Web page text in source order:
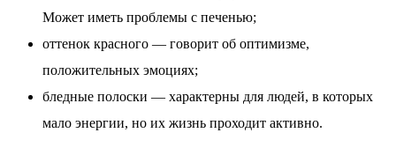
Может иметь проблемы с печенью;
оттенок красного — говорит об оптимизме,
положительных эмоциях;
бледные полоски — характерны для людей, в которых
мало энергии, но их жизнь проходит активно.